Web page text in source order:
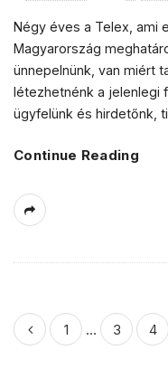
Négy éves a Telex, ami
Magyarország
ünnepelnünk, van miért
létezhetnénk a jelenlegi
ügyfelünk és hirdetőnk,
Continue Reading
B
e
1 … 3 4